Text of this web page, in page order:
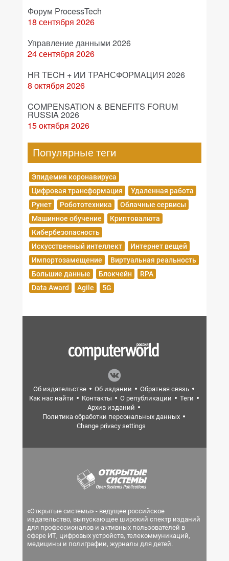
Форум ProcessTech
18 сентября 2026
Управление данными 2026
24 сентября 2026
HR TECH + ИИ ТРАНСФОРМАЦИЯ 2026
8 октября 2026
COMPENSATION & BENEFITS FORUM
RUSSIA 2026
15 октября 2026
Популярные теги
Эпидемия коронавируса
Цифровая трансформация
Удаленная работа
Рунет
Робототехника
Облачные сервисы
Машинное обучение
Криптовалюта
Кибербезопасность
Искусственный интеллект
Интернет вещей
Импортозамещение
Виртуальная реальность
Большие данные
Блокчейн
RPA
Data Award
Agile 5G
Об издательстве Об издании
Обратная связь
Как нас найти
Контакты О републикации
Теги
Архив изданий
Политика обработки персональных данных
Change privacy settings
«Открытые системы» - ведущее российское
издательство, выпускающее широкий спектр изданий
для профессионалов и активных пользователей в
сфере ИТ, цифровых устройств, телекоммуникаций,
медицины и полиграфии, журналы для детей.